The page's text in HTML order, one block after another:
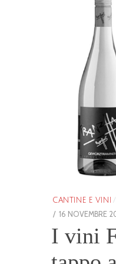
CANTINE E VINI /
POSTED
ON
16 NOVEMBRE
I vini